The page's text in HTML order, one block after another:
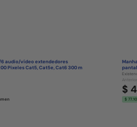
audio/vídeo extendedores
Pixeles Cat5, Cat5e, Cat6 300 m
$
$